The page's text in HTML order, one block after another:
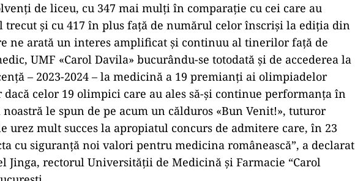
de liceu, cu 347 mai mulţi în comparaţie cu cei care au
trecut şi cu 417 în plus faţă de numărul celor înscrişi la ediţia din
ne arată un interes amplificat şi continuu al tinerilor faţă de
UMF «Carol Davila» bucurându-se totodată şi de accederea la
– 2023-2024 – la medicină a 19 premianţi ai olimpiadelor
celor 19 olimpici care au ales să-şi continue performanţa în
le spun de pe acum un călduros «Bun Venit!», tuturor
urez mult succes la apropiatul concurs de admitere care, în 23
cu siguranţă noi valori pentru medicina românească”, a declarat
Jinga, rectorul Universităţii de Medicină şi Farmacie “Carol